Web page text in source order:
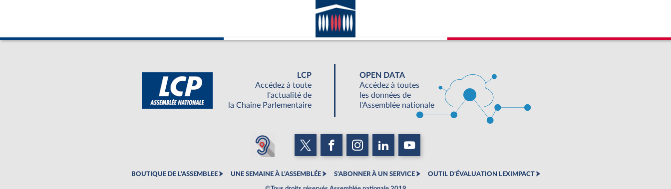
LCP
Accédez à toute
l'actualité de
la Chaine Parlementaire
OPEN DATA
Accédez à toutes
les données de
l'Assemblée nationale
BOUTIQUE DE L'ASSEMBLEE UNE SEMAINE À L'ASSEMBLÉE S'ABONNER À UN SERVICE OUTIL D'ÉVALUATION LEXIMPACT